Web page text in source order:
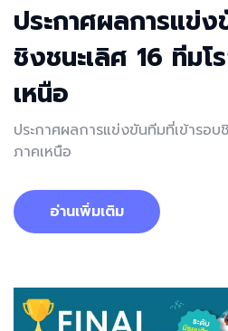
ประกาศผลการแข่ง
ชิงชนะเลิศ 16 ทีมโ
เหนือ
ประกาศผลการแข่งขันทีมที่เข้ารอบ
ภาคเหนือ
อ่านเพิ่มเติม